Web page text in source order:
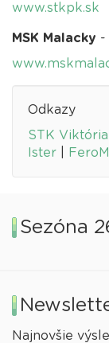
www.stkpk.sk
MSK Malacky -
Odkazy
STK
Ister
Sezóna
Najnovšie